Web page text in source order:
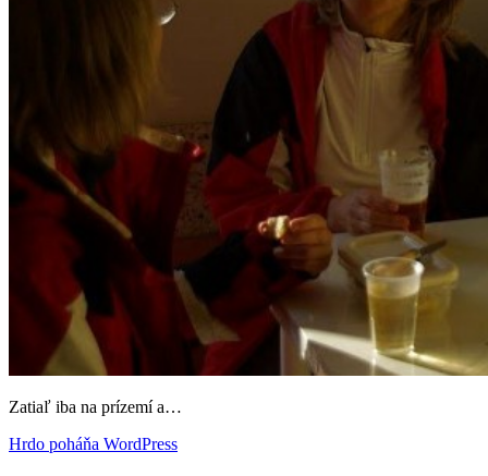
Zatiaľ iba na prízemí a…
Hrdo poháňa WordPress